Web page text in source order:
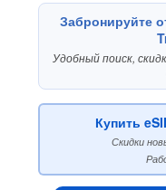
Забронируйте
Удобный поиск,
Купить
Скидки